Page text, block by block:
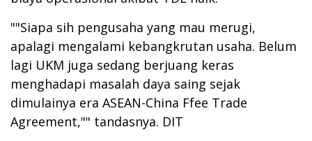
""Siapa sih pengusaha yang mau merugi,
apalagi mengalami kebangkrutan usaha. Belum
lagi UKM juga sedang berjuang keras
menghadapi masalah daya saing sejak
dimulainya era ASEAN-China Ffee Trade
Agreement,"" tandasnya. DIT